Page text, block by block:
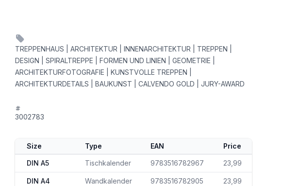
TREPPENHAUS | ARCHITEKTUR | INNENARCHITEKTUR | TREPPEN |
DESIGN | SPIRALTREPPE | FORMEN UND LINIEN | GEOMETRIE |
ARCHITEKTURFOTOGRAFIE | KUNSTVOLLE TREPPEN |
ARCHITEKTURDETAILS | BAUKUNST | CALVENDO GOLD | JURY-AWARD
3002783
Size Type EAN Price
DIN A5 Tischkalender 9783516782967 23,99
DIN A4 Wandkalender 9783516782905 23,99